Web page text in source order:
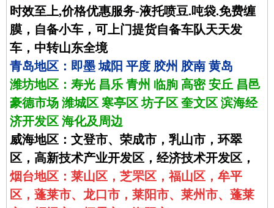
时效至上,价格优惠服务-液托喷豆.吨袋.免费缠
膜，自备小车，可上门提货自备车队天天发
车，中转山东全境
青岛地区：即墨 城阳 平度 胶州 胶南 黄岛
潍坊地区：寿光 昌乐 青州 临朐 高密 安丘 昌邑
豪德市场 潍城区 寒亭区 坊子区 奎文区 滨海经
济开发区 海化及周边
威海地区：文登市、荣成市，乳山市，环翠
区，高新技术产业开发区，经济技术开发区，
烟台地区：莱山区，芝罘区，福山区，牟平
区，蓬莱市、龙口市，莱阳市、莱州市、蓬莱